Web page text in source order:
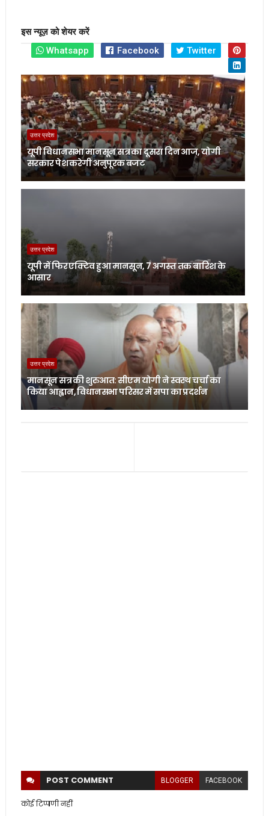
इस न्यूज़ को शेयर करें
Whatsapp
Facebook Twitter
उत्तर प्रदेश
यूपी विधानसभा मानसून सत्र का दूसरा दिन आज, योगी
सरकार पेश करेगी अनुपूरक बजट
उत्तर प्रदेश
यूपी में फिर एक्टिव हुआ मानसून, 7 अगस्त तक बारिश के
आसार
उत्तर प्रदेश
मानसून सत्र की शुरुआत: सीएम योगी ने स्वस्थ चर्चा का
किया आह्वान, विधानसभा परिसर में सपा का प्रदर्शन
POST COMMENT BLOGGER FACEBOOK
कोई टिप्पणी नहीं